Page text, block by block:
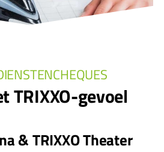
TRIXXO-gevoel
& TRIXXO Theater